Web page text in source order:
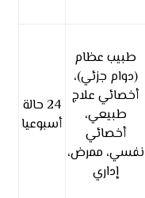
طبيب عظام
(دوام جزئي)،
أخصائي علاج
طبيعي،
أخصائي
نفسي، ممرض،
إداري
24 حالة
أسبوعيا